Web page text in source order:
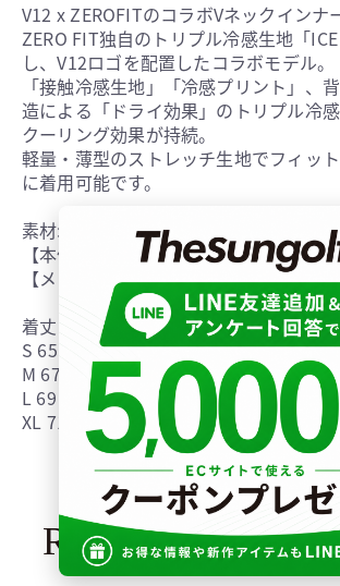
V12 x ZEROFITのコラボVネックインナ
ZERO FIT独自のトリプル冷感生地「
し、V12ロゴを配置したコラボモデル。
「接触冷感生地」「冷感プリント」、
造による「ドライ効果」のトリプル冷
クーリング効果が持続。
軽量・薄型のストレッチ生地でフィッ
に着用可能です。
素材:アイスメッシュ 吸水速乾メッシ
【本体】ナイロン86% / ポリウレタン
【メッシュ部分】ポリエステル86% /
着丈 身幅 裄丈
S 65 41 74.5
M 67 43 76
L 69 45 77.5
XL 71 47 79